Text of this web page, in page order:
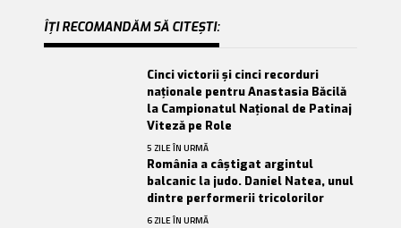
ÎȚI RECOMANDĂM SĂ CITEȘTI:
Cinci victorii și cinci recorduri
naționale pentru Anastasia Băcilă
la Campionatul Național de Patinaj
Viteză pe Role
5 ZILE ÎN URMĂ
România a câștigat argintul
balcanic la judo. Daniel Natea, unul
dintre performerii tricolorilor
6 ZILE ÎN URMĂ